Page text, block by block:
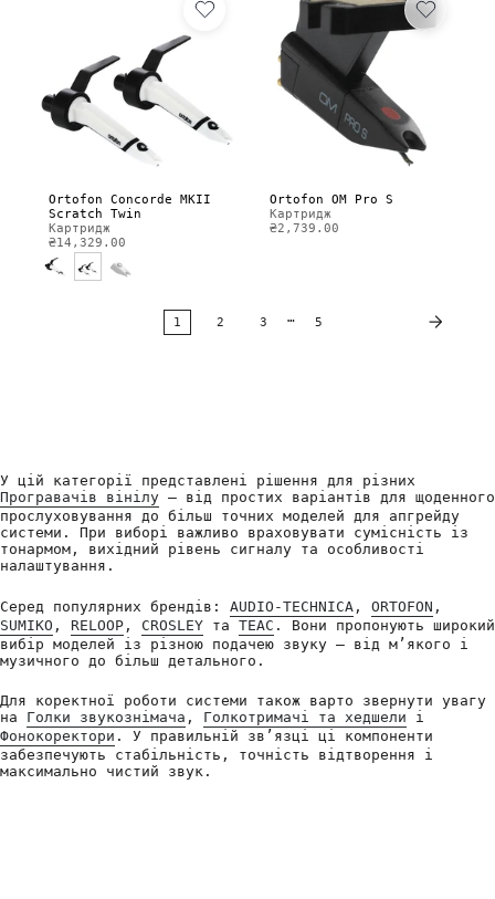
Ortofon Concorde MKII
Scratch Twin
Картридж
₴14,329.00
Ortofon OM Pro S
Картридж
₴2,739.00
1 2 3 … 5
У цій категорії представлені рішення для різних
Програвачів вінілу — від простих варіантів для щоденного
прослуховування до більш точних моделей для апгрейду
системи. При виборі важливо враховувати сумісність із
тонармом, вихідний рівень сигналу та особливості
налаштування.
Серед популярних брендів: AUDIO-TECHNICA , ORTOFON ,
SUMIKO , RELOOP , CROSLEY та TEAC . Вони пропонують широкий
вибір моделей із різною подачею звуку — від м’якого і
музичного до більш детального.
Для коректної роботи системи також варто звернути увагу
на Голки звукознімача , Голкотримачі та хедшели і
Фонокоректори . У правильній зв’язці ці компоненти
забезпечують стабільність, точність відтворення і
максимально чистий звук.